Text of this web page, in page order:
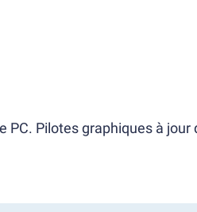
Pilotes graphiques à